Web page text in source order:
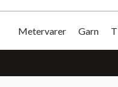
Metervarer Garn